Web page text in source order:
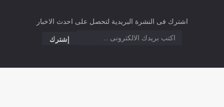
اشترك فى النشرة البريدية لتحصل على احدث الاخبار